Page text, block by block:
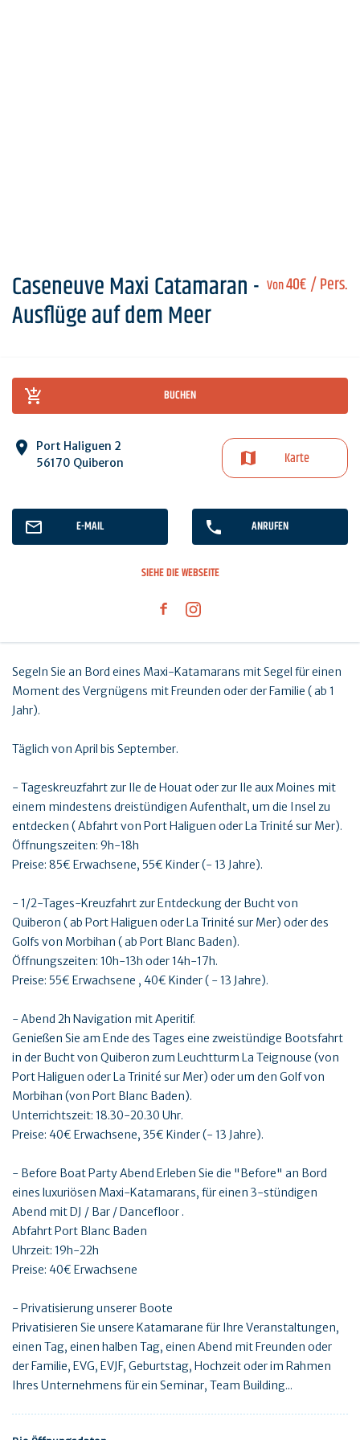
Von40€/ Pers.
Caseneuve Maxi Catamaran -
Ausflüge auf dem Meer
BUCHEN
Port Haliguen 2
56170 Quiberon
Karte
E-MAIL ANRUFEN
SIEHE DIE WEBSEITE
Segeln Sie an Bord eines Maxi-Katamarans mit Segel für einen
Moment des Vergnügens mit Freunden oder der Familie ( ab 1
Jahr).
Täglich von April bis September.
- Tageskreuzfahrt zur Ile de Houat oder zur Ile aux Moines mit
einem mindestens dreistündigen Aufenthalt, um die Insel zu
entdecken ( Abfahrt von Port Haliguen oder La Trinité sur Mer).
Öffnungszeiten: 9h-18h
Preise: 85€ Erwachsene, 55€ Kinder (- 13 Jahre).
- 1/2-Tages-Kreuzfahrt zur Entdeckung der Bucht von
Quiberon ( ab Port Haliguen oder La Trinité sur Mer) oder des
Golfs von Morbihan ( ab Port Blanc Baden).
Öffnungszeiten: 10h-13h oder 14h-17h.
Preise: 55€ Erwachsene , 40€ Kinder ( - 13 Jahre).
- Abend 2h Navigation mit Aperitif.
Genießen Sie am Ende des Tages eine zweistündige Bootsfahrt
in der Bucht von Quiberon zum Leuchtturm La Teignouse (von
Port Haliguen oder La Trinité sur Mer) oder um den Golf von
Morbihan (von Port Blanc Baden).
Unterrichtszeit: 18.30-20.30 Uhr.
Preise: 40€ Erwachsene, 35€ Kinder (- 13 Jahre).
- Before Boat Party Abend Erleben Sie die "Before" an Bord
eines luxuriösen Maxi-Katamarans, für einen 3-stündigen
Abend mit DJ / Bar / Dancefloor .
Abfahrt Port Blanc Baden
Uhrzeit: 19h-22h
Preise: 40€ Erwachsene
- Privatisierung unserer Boote
Privatisieren Sie unsere Katamarane für Ihre Veranstaltungen,
einen Tag, einen halben Tag, einen Abend mit Freunden oder
der Familie, EVG, EVJF, Geburtstag, Hochzeit oder im Rahmen
Ihres Unternehmens für ein Seminar, Team Building...